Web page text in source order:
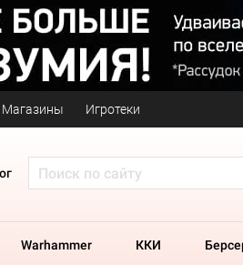
Магазины Игротеки
Warhammer ККИ